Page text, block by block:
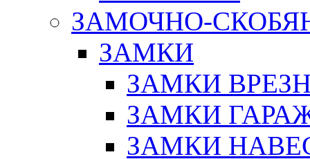
ЗАМОЧНО-
ЗАМКИ
ЗАМКИ
ЗАМКИ
ЗАМКИ